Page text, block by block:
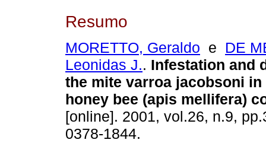
Resumo
MORETTO, Geraldo e DE
Leonidas J.. Infestation and
the mite varroa jacobsoni
honey bee (apis mellifera)
[online]. 2001, vol.26, n.9,
0378-1844.